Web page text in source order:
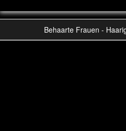
Behaarte Frauen -